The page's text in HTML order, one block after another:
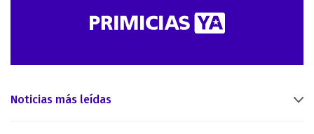
Noticias más leídas